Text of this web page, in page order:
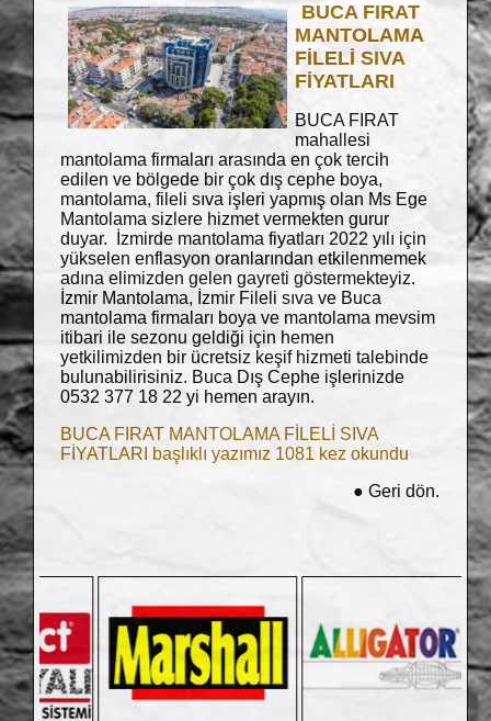
BUCA FIRAT
MANTOLAMA
FİLELİ SIVA
FİYATLARI
BUCA FIRAT
mahallesi
mantolama firmaları arasında en çok tercih
edilen ve bölgede bir çok dış cephe boya,
mantolama, fileli sıva işleri yapmış olan Ms Ege
Mantolama sizlere hizmet vermekten gurur
duyar. İzmirde mantolama fiyatları 2022 yılı için
yükselen enflasyon oranlarından etkilenmemek
adına elimizden gelen gayreti göstermekteyiz.
İzmir Mantolama, İzmir Fileli sıva ve Buca
mantolama firmaları boya ve mantolama mevsim
itibari ile sezonu geldiği için hemen
yetkilimizden bir ücretsiz keşif hizmeti talebinde
bulunabilirisiniz. Buca Dış Cephe işlerinizde
0532 377 18 22 yi hemen arayın.
BUCA FIRAT MANTOLAMA FİLELİ SIVA
FİYATLARI başlıklı yazımız 1081 kez okundu
● Geri dön.